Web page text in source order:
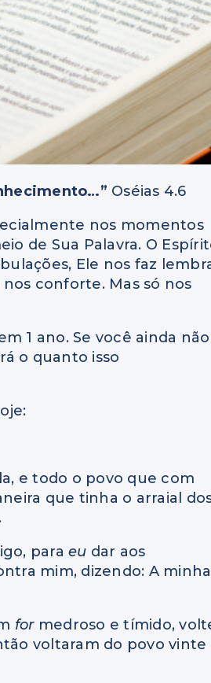
Oséias 4.6
nos momentos
de Sua Palavra. O
Ele nos faz
conforte. Mas só nos
1 ano. Se você ainda não
o quanto isso
e todo o povo que com
que tinha o arraial
paraeu dar aos
mim, dizendo: A minha
for medroso e tímido,
voltaram do povo vinte